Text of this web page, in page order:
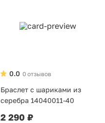
0 отзывов
0.0
Браслет с шариками из
серебра 14040011-40
2 290 ₽